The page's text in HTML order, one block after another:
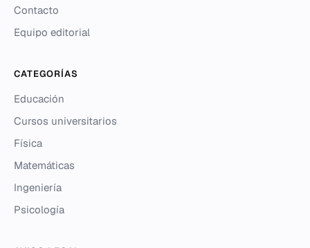
Contacto
Equipo editorial
CATEGORÍAS
Educación
Cursos universitarios
Física
Matemáticas
Ingeniería
Psicología